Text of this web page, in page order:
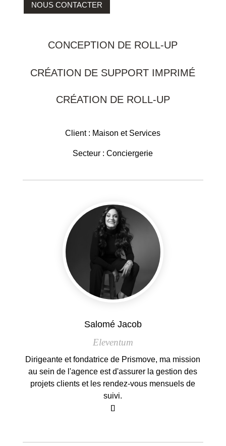
NOUS CONTACTER
CONCEPTION DE ROLL-UP
CRÉATION DE SUPPORT IMPRIMÉ
CRÉATION DE ROLL-UP
Client : Maison et Services
Secteur : Conciergerie
Salomé Jacob
Eleventum
Dirigeante et fondatrice de Prismove, ma mission
au sein de l'agence est d'assurer la gestion des
projets clients et les rendez-vous mensuels de
suivi.